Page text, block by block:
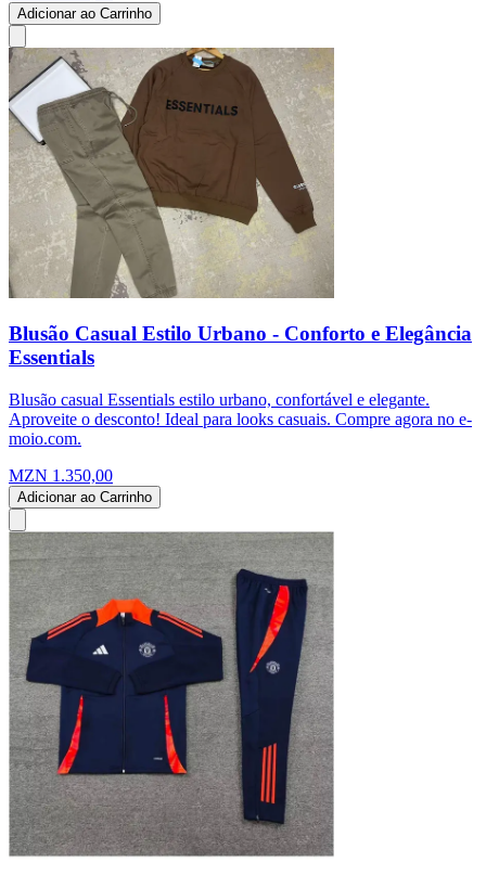
Adicionar ao Carrinho
Blusão Casual Estilo Urbano - Conforto e Elegância
Essentials
Blusão casual Essentials estilo urbano, confortável e elegante.
Aproveite o desconto! Ideal para looks casuais. Compre agora no e-
moio.com.
MZN 1.350,00
Adicionar ao Carrinho